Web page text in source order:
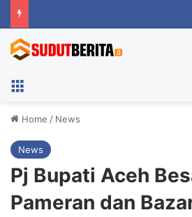
Home / News
News
Pj Bupati Aceh
Pameran dan